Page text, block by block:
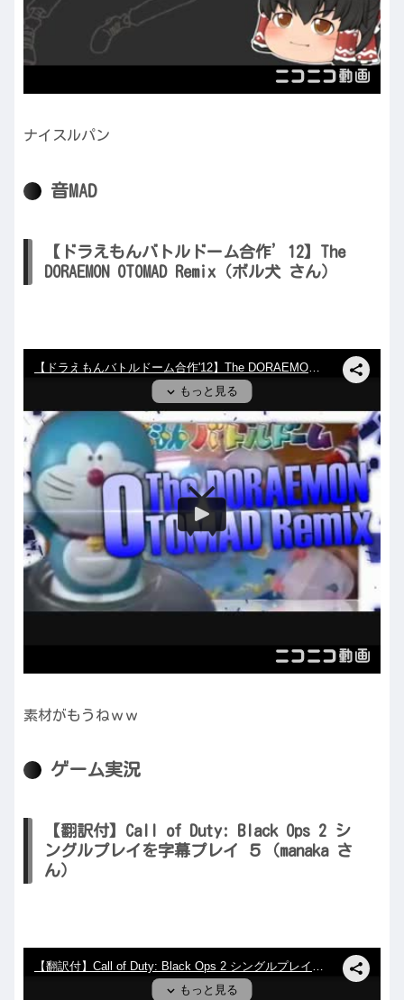
ナイスルパン
音MAD
【ドラえもんバトルドーム合作’12】The
DORAEMON OTOMAD Remix（ボル犬 さん）
素材がもうねｗｗ
ゲーム実況
【翻訳付】Call of Duty: Black Ops 2 シ
ングルプレイを字幕プレイ ５（manaka さ
ん）